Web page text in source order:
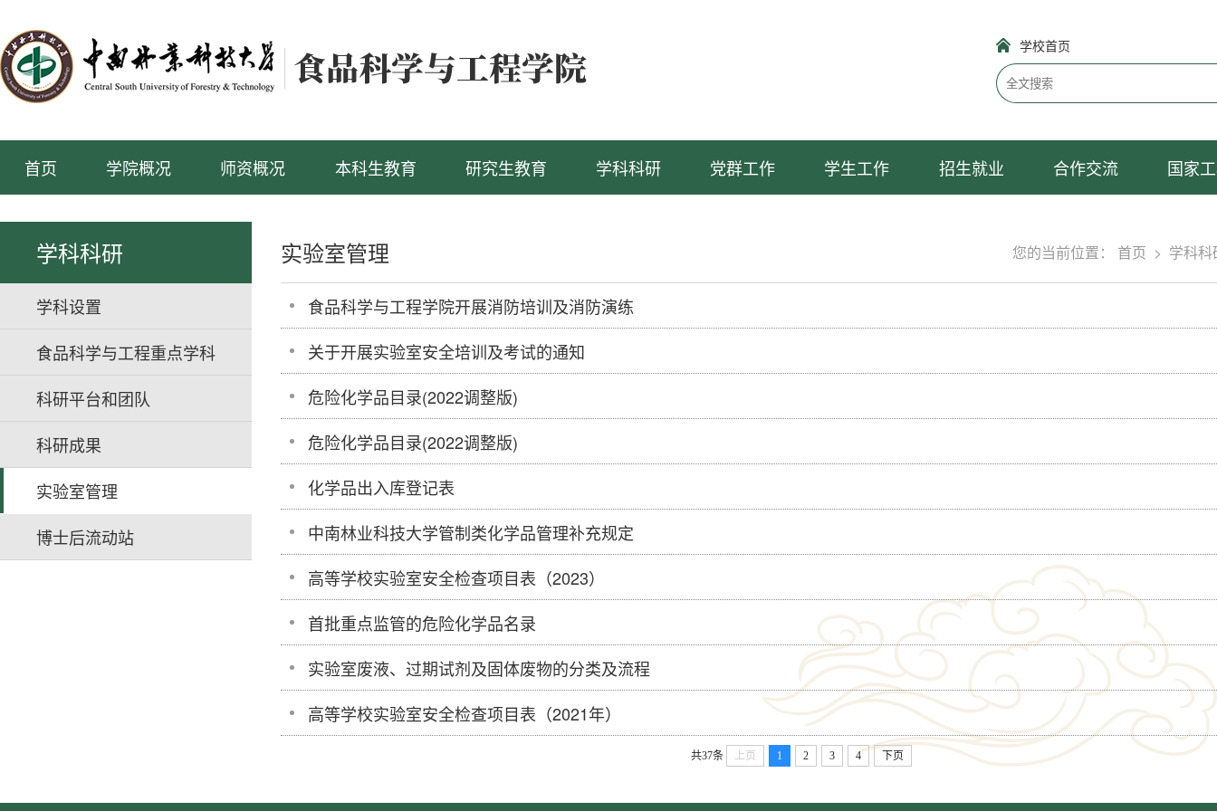
学校首页
首页 学院概况 师资概况 本科生教育 研究生教育 学科科研 党群工作 学生工作 招生就业 合作交流 国家
学科科研
学科设置
食品科学与工程重点学科
科研平台和团队
科研成果
实验室管理
博士后流动站
实验室管理 您的当前位置： 首页 > 学科科
食品科学与工程学院开展消防培训及消防演练
关于开展实验室安全培训及考试的通知
危险化学品目录(2022调整版)
危险化学品目录(2022调整版)
化学品出入库登记表
中南林业科技大学管制类化学品管理补充规定
高等学校实验室安全检查项目表（2023）
首批重点监管的危险化学品名录
实验室废液、过期试剂及固体废物的分类及流程
高等学校实验室安全检查项目表（2021年）
共37条 上页 1 2 3 4 下页